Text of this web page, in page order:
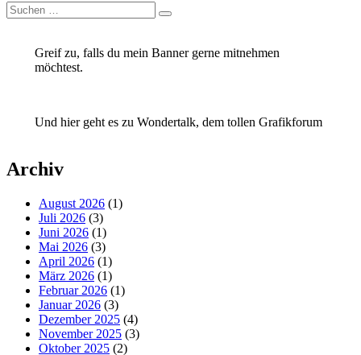
Suchen
nach:
Suchen
Greif zu, falls du mein Banner gerne mitnehmen
möchtest.
Und hier geht es zu Wondertalk, dem tollen Grafikforum
Archiv
August 2026 (1)
Juli 2026 (3)
Juni 2026 (1)
Mai 2026 (3)
April 2026 (1)
März 2026 (1)
Februar 2026 (1)
Januar 2026 (3)
Dezember 2025 (4)
November 2025 (3)
Oktober 2025 (2)